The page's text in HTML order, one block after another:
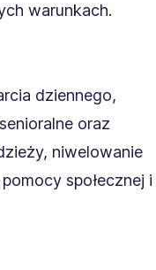
warunkach.
dziennego,
oraz
niwelowanie
społecznej i